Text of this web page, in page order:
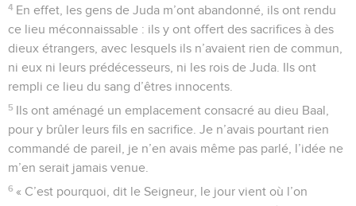
4 En effet, les gens de Juda m’ont abandonné, ils ont rendu
ce lieu méconnaissable : ils y ont offert des sacrifices à des
dieux étrangers, avec lesquels ils n’avaient rien de commun,
ni eux ni leurs prédécesseurs, ni les rois de Juda. Ils ont
rempli ce lieu du sang d’êtres innocents.
5 Ils ont aménagé un emplacement consacré au dieu Baal,
pour y brûler leurs fils en sacrifice. Je n’avais pourtant rien
commandé de pareil, je n’en avais même pas parlé, l’idée ne
m’en serait jamais venue.
6 « C’est pourquoi, dit le Seigneur, le jour vient où l’on